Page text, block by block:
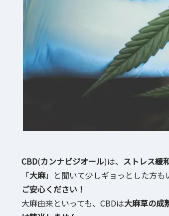
CBD(カンナビジオール)は、 ストレス緩
「大麻」と聞いて少しギョっとした方も
ご安心ください！
大麻由来といっても、CBDは大麻草の成